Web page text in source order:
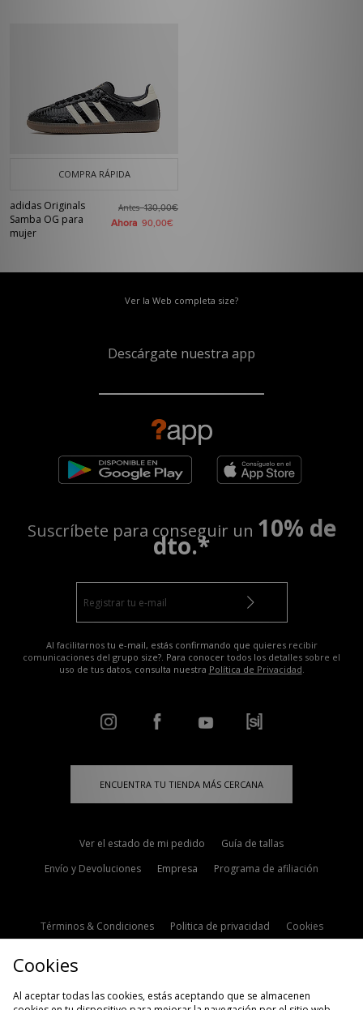
COMPRA RÁPIDA
adidas Originals
Samba OG para
mujer
Antes130,00€
Ahora 90,00€
Ver la Web completa size?
Descárgate nuestra app
Suscríbete para conseguir un 10% de
dto.*
Al facilitarnos tu e-mail, estás confirmando que quieres recibir
comunicaciones del grupo size?. Para conocer todos los detalles sobre el
uso de tus datos, consulta nuestra Política de Privacidad.
ENCUENTRA TU TIENDA MÁS CERCANA
Ver el estado de mi pedido
Guía de tallas
Envío y Devoluciones
Empresa Programa de afiliación
Términos & Condiciones Politica de privacidad
Cookies
Cookies
Al aceptar todas las cookies, estás aceptando que se almacenen